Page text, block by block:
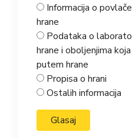
Informacija o
hrane
Podataka o
hrane i oboljenjima
putem hrane
Propisa o hrani
Ostalih informacija